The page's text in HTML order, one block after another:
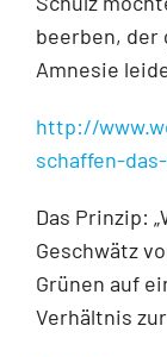
beerben,
Amnesie
http://
schaffen-
Das Prinzip:
Geschwätz
Grünen auf
Verhältnis